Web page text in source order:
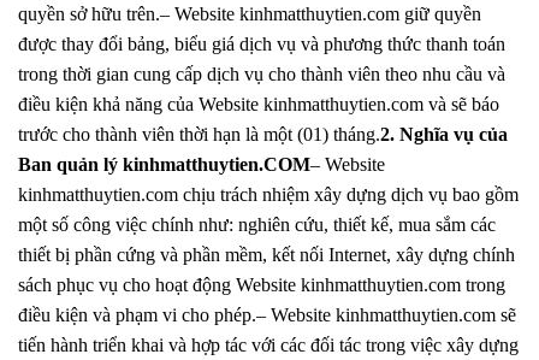
quyền sở hữu trên.– Website kinhmatthuytien.com giữ quyền
được thay đổi bảng, biểu giá dịch vụ và phương thức thanh toán
trong thời gian cung cấp dịch vụ cho thành viên theo nhu cầu và
điều kiện khả năng của Website kinhmatthuytien.com và sẽ báo
trước cho thành viên thời hạn là một (01) tháng.2. Nghĩa vụ của
Ban quản lý kinhmatthuytien.COM– Website
kinhmatthuytien.com chịu trách nhiệm xây dựng dịch vụ bao gồm
một số công việc chính như: nghiên cứu, thiết kế, mua sắm các
thiết bị phần cứng và phần mềm, kết nối Internet, xây dựng chính
sách phục vụ cho hoạt động Website kinhmatthuytien.com trong
điều kiện và phạm vi cho phép.– Website kinhmatthuytien.com sẽ
tiến hành triển khai và hợp tác với các đối tác trong việc xây dựng